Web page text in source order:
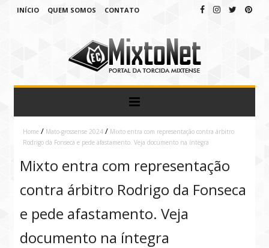
INÍCIO QUEM SOMOS CONTATO
Home / Mato-grossense 2024 / Mixto entra com representação contra árbitro
Rodrigo da Fonseca e pede afastamento. Veja documento na íntegra
Mixto entra com representação
contra árbitro Rodrigo da Fonseca
e pede afastamento. Veja
documento na íntegra